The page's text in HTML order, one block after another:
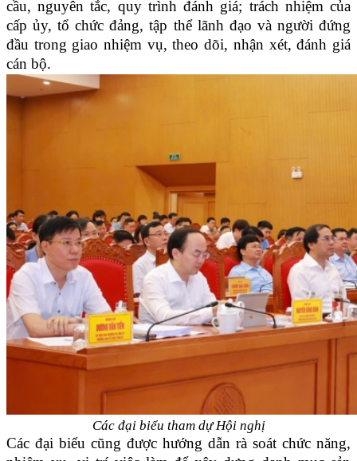
cầu, nguyên tắc, quy trình đánh giá; trách nhiệm của
cấp ủy, tổ chức đảng, tập thể lãnh đạo và người đứng
đầu trong giao nhiệm vụ, theo dõi, nhận xét, đánh giá
cán bộ.
Các đại biểu tham dự Hội nghị
Các đại biểu cũng được hướng dẫn rà soát chức năng,